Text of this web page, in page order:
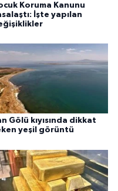
Koruma Kanunu
İşte yapılan
Gölü kıyısında dikkat
yeşil görüntü